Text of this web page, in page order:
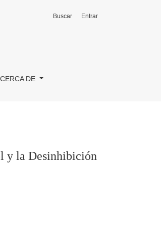
DE
Buscar Entrar
y la Desinhibición